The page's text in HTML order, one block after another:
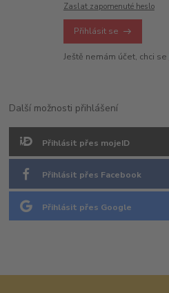
Zaslat zapomenuté heslo
Přihlásit se
Ještě nemám účet, chci se
Další možnosti přihlášení
Přihlásit přes mojeID
Přihlásit přes Facebook
Přihlásit přes Google